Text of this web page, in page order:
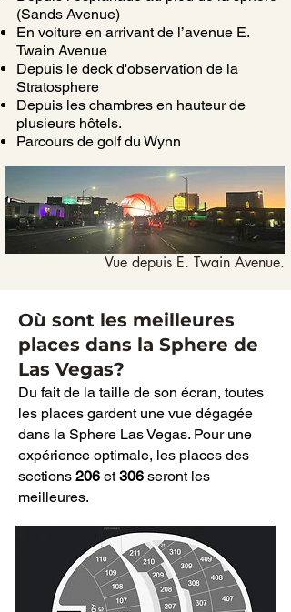
(Sands Avenue)
En voiture en arrivant de l’avenue E.
Twain Avenue
Depuis le deck d'observation de la
Stratosphere
Depuis les chambres en hauteur de
plusieurs hôtels.
Parcours de golf du Wynn
Vue depuis E. Twain Avenue.
Où sont les meilleures
places dans la Sphere de
Las Vegas?
Du fait de la taille de son écran, toutes
les places gardent une vue dégagée
dans la Sphere Las Vegas. Pour une
expérience optimale, les places des
sections 206 et306 seront les
meilleures.